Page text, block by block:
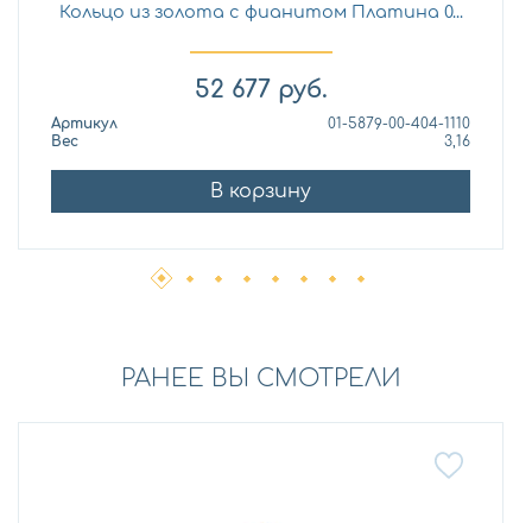
Кольцо из золота с фианитом Платина 0...
52 677 руб.
Артикул
01-5879-00-404-1110
Вес
3,16
В корзину
РАНЕЕ ВЫ СМОТРЕЛИ